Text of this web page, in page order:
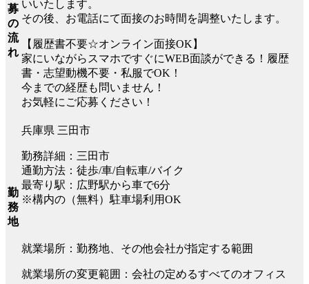
募
の
流
れ
いいたします。
その後、お電話にて面接のお時間を調整いたします。
【履歴書不要☆オンライン面接OK】
家にいながらスマホですぐにWEB面談ができる！履歴
書・志望動機不要・私服でOK！
今までの経歴も問いません！
お気軽にご応募ください！
勤
務
地
兵庫県 三田市
勤務詳細：三田市
通勤方法：徒歩/車/自転車/バイク
最寄り駅：広野駅から車で6分
※構内の（無料）駐車場利用OK
就業場所：勤務地、その他会社が指定する範囲
就業場所の変更範囲：会社の定めるすべてのオフィス